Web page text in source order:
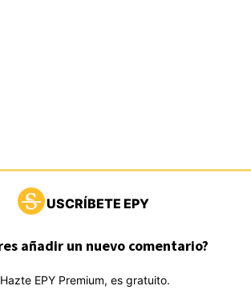
USCRÍBETE EPY
añadir un nuevo comentario?
Hazte EPY Premium, es gratuito.